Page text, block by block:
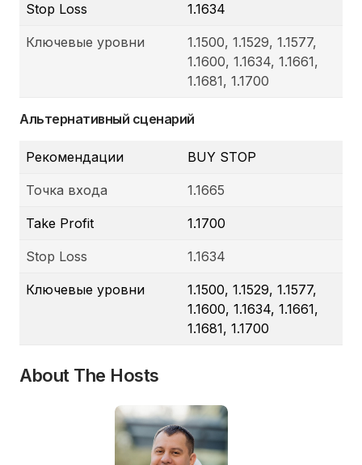
Stop Loss 1.1634
Ключевые уровни
1.1500, 1.1529, 1.1577,
1.1600, 1.1634, 1.1661,
1.1681, 1.1700
Альтернативный сценарий
Рекомендации BUY STOP
Точка входа 1.1665
Take Profit 1.1700
Stop Loss 1.1634
Ключевые уровни
1.1500, 1.1529, 1.1577,
1.1600, 1.1634, 1.1661,
1.1681, 1.1700
About The Hosts